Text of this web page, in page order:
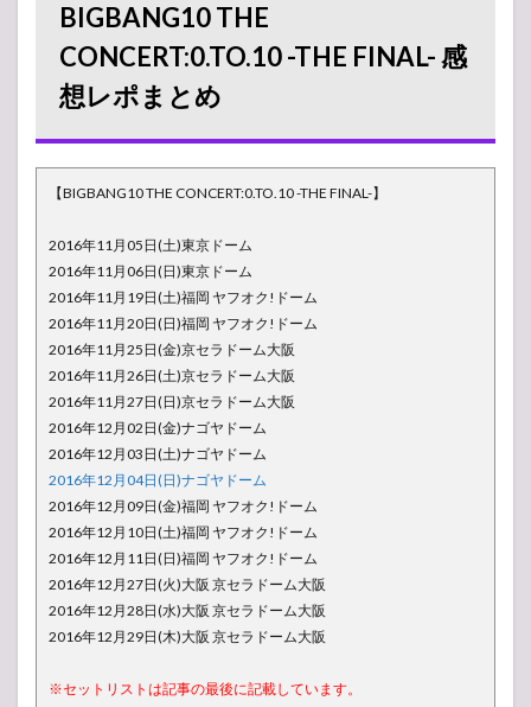
BIGBANG10 THE
CONCERT:0.TO.10 -THE FINAL- 感
想レポまとめ
【BIGBANG10 THE CONCERT:0.TO.10 -THE FINAL-】
2016年11月05日(土)東京ドーム
2016年11月06日(日)東京ドーム
2016年11月19日(土)福岡 ヤフオク!ドーム
2016年11月20日(日)福岡 ヤフオク!ドーム
2016年11月25日(金)京セラドーム大阪
2016年11月26日(土)京セラドーム大阪
2016年11月27日(日)京セラドーム大阪
2016年12月02日(金)ナゴヤドーム
2016年12月03日(土)ナゴヤドーム
2016年12月04日(日)ナゴヤドーム
2016年12月09日(金)福岡 ヤフオク!ドーム
2016年12月10日(土)福岡 ヤフオク!ドーム
2016年12月11日(日)福岡 ヤフオク!ドーム
2016年12月27日(火)大阪 京セラドーム大阪
2016年12月28日(水)大阪 京セラドーム大阪
2016年12月29日(木)大阪 京セラドーム大阪
※セットリストは記事の最後に記載しています。